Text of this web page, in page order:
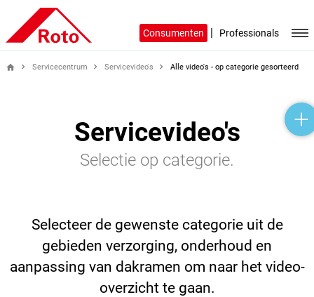
Consumenten | Professionals
help_outline
headset_mic
mail_outline
home Servicecentrum Servicevideo's Alle video's - op categorie gesorteerd
Servicevideo's
Selectie op categorie.
Selecteer de gewenste categorie uit de
gebieden verzorging, onderhoud en
aanpassing van dakramen om naar het video-
overzicht te gaan.